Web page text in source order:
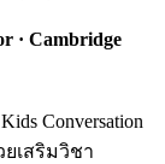
· Cambridge
Conversation
ยเสริมวิชา